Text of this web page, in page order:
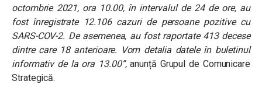
octombrie 2021, ora 10.00, în intervalul de 24 de ore, au
fost înregistrate 12.106 cazuri de persoane pozitive cu
SARS-COV-2. De asemenea, au fost raportate 413 decese
dintre care 18 anterioare. Vom detalia datele în buletinul
informativ de la ora 13.00”, anunță Grupul de Comunicare
Strategică.